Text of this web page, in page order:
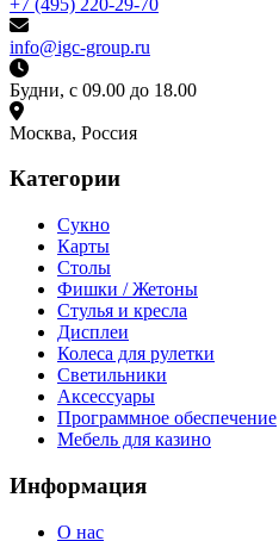
info@igc-group.ru
Будни, с 09.00 до 18.00
Москва, Россия
Категории
Сукно
Карты
Столы
Фишки / Жетоны
Стулья и кресла
Дисплеи
Колеса для рулетки
Светильники
Аксессуары
Программное обеспечение
Мебель для казино
Информация
О нас